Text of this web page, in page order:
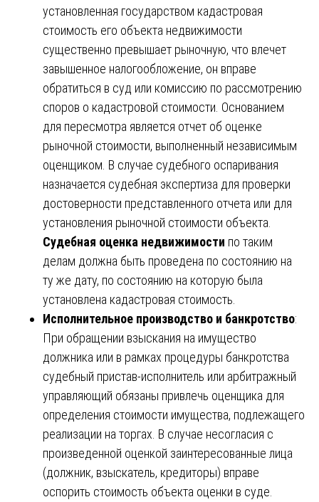
установленная государством кадастровая
стоимость его объекта недвижимости
существенно превышает рыночную, что влечет
завышенное налогообложение, он вправе
обратиться в суд или комиссию по рассмотрению
споров о кадастровой стоимости. Основанием
для пересмотра является отчет об оценке
рыночной стоимости, выполненный независимым
оценщиком. В случае судебного оспаривания
назначается судебная экспертиза для проверки
достоверности представленного отчета или для
установления рыночной стоимости объекта.
Судебная оценка недвижимости по таким
делам должна быть проведена по состоянию на
ту же дату, по состоянию на которую была
установлена кадастровая стоимость.
Исполнительное производство и банкротство:
При обращении взыскания на имущество
должника или в рамках процедуры банкротства
судебный пристав-исполнитель или арбитражный
управляющий обязаны привлечь оценщика для
определения стоимости имущества, подлежащего
реализации на торгах. В случае несогласия с
произведенной оценкой заинтересованные лица
(должник, взыскатель, кредиторы) вправе
оспорить стоимость объекта оценки в суде.